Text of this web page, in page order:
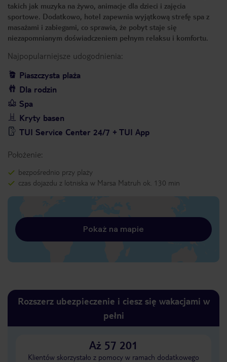
takich jak muzyka na żywo, animacje dla dzieci i zajęcia
sportowe. Dodatkowo, hotel zapewnia wyjątkową strefę spa z
masażami i zabiegami, co sprawia, że pobyt staje się
niezapomnianym doświadczeniem pełnym relaksu i komfortu.
Najpopularniejsze udogodnienia:
Piaszczysta plaża
Dla rodzin
Spa
Kryty basen
TUI Service Center 24/7 + TUI App
Położenie:
bezpośrednio przy plaży
czas dojazdu z lotniska w Marsa Matruh ok. 130 min
Pokaż na mapie
Rozszerz ubezpieczenie i ciesz się wakacjami w
pełni
Aż 57 201
Klientów skorzystało z pomocy w ramach dodatkowego